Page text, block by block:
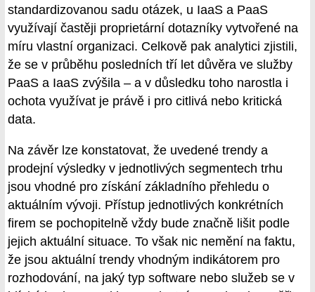
standardizovanou sadu otázek, u IaaS a PaaS
využívají častěji proprietární dotazníky vytvořené na
míru vlastní organizaci. Celkově pak analytici zjistili,
že se v průběhu posledních tří let důvěra ve služby
PaaS a IaaS zvýšila – a v důsledku toho narostla i
ochota využívat je právě i pro citlivá nebo kritická
data.
Na závěr lze konstatovat, že uvedené trendy a
prodejní výsledky v jednotlivých segmentech trhu
jsou vhodné pro získání základního přehledu o
aktuálním vývoji. Přístup jednotlivých konkrétních
firem se pochopitelně vždy bude značně lišit podle
jejich aktuální situace. To však nic nemění na faktu,
že jsou aktuální trendy vhodným indikátorem pro
rozhodování, na jaký typ software nebo služeb se v